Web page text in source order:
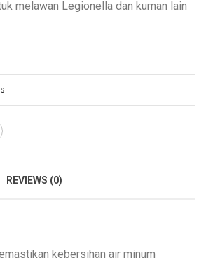
melawan Legionella dan kuman lain
REVIEWS (0)
kebersihan air minum